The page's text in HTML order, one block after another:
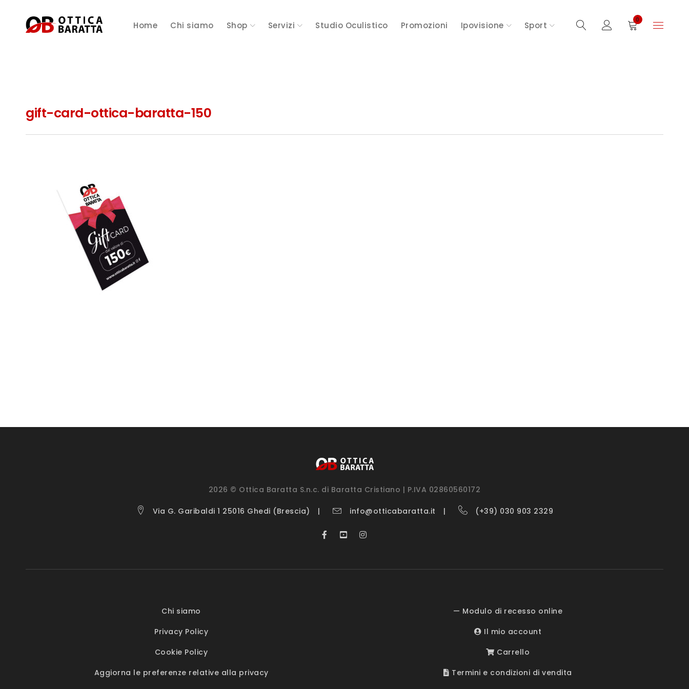
Home Chi siamo Shop Servizi Studio Oculistico Promozioni Ipovisione Sport
0
gift-card-ottica-baratta-150
2026 © Ottica Baratta S.n.c. di Baratta Cristiano | P.IVA 02860560172
Via G. Garibaldi 1 25016 Ghedi (Brescia) info@otticabaratta.it (+39) 030 903 2329
Chi siamo
Privacy Policy
Cookie Policy
Aggiorna le preferenze relative alla privacy
— Modulo di recesso online
Il mio account
Carrello
Termini e condizioni di vendita